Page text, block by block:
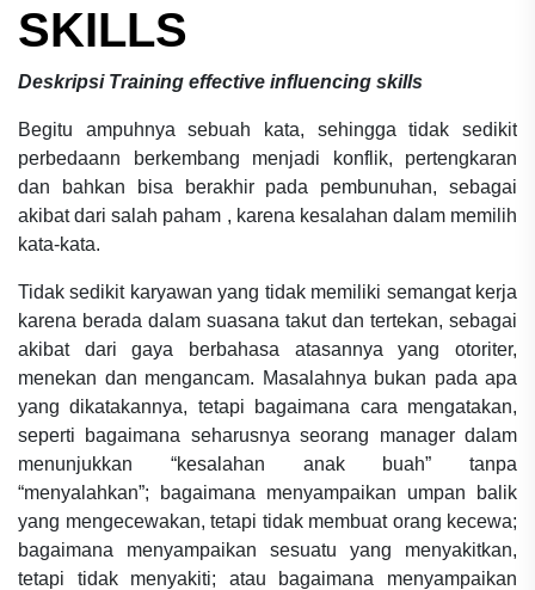
SKILLS
Deskripsi Training effective influencing skills
Begitu ampuhnya sebuah kata, sehingga tidak sedikit
perbedaann berkembang menjadi konflik, pertengkaran
dan bahkan bisa berakhir pada pembunuhan, sebagai
akibat dari salah paham , karena kesalahan dalam memilih
kata-kata.
Tidak sedikit karyawan yang tidak memiliki semangat kerja
karena berada dalam suasana takut dan tertekan, sebagai
akibat dari gaya berbahasa atasannya yang otoriter,
menekan dan mengancam. Masalahnya bukan pada apa
yang dikatakannya, tetapi bagaimana cara mengatakan,
seperti bagaimana seharusnya seorang manager dalam
menunjukkan “kesalahan anak buah” tanpa
“menyalahkan”; bagaimana menyampaikan umpan balik
yang mengecewakan, tetapi tidak membuat orang kecewa;
bagaimana menyampaikan sesuatu yang menyakitkan,
tetapi tidak menyakiti; atau bagaimana menyampaikan